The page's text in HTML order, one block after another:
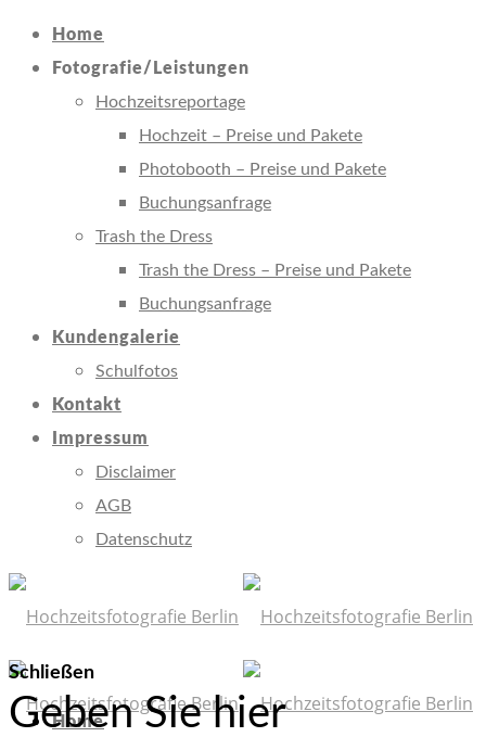
Home
Fotografie/Leistungen
Hochzeitsreportage
Hochzeit – Preise und Pakete
Photobooth – Preise und Pakete
Buchungsanfrage
Trash the Dress
Trash the Dress – Preise und Pakete
Buchungsanfrage
Kundengalerie
Schulfotos
Kontakt
Impressum
Disclaimer
AGB
Datenschutz
Home
Schließen
Geben Sie hier